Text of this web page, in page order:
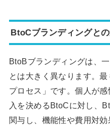
BtoCブランディングと
BtoBブランディングは、
とは大きく異なります。
プロセス」です。個人が
入を決めるBtoCに対し、
関与し、機能性や費用対